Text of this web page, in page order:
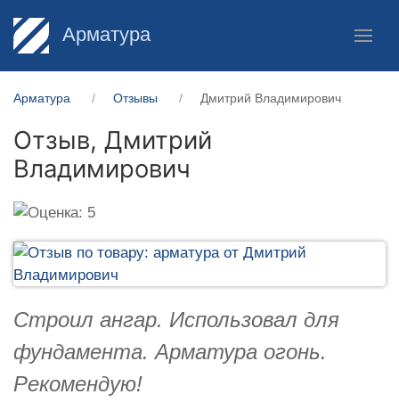
Арматура
Арматура Отзывы Дмитрий Владимирович
Отзыв, Дмитрий
Владимирович
Строил ангар. Использовал для
фундамента. Арматура огонь.
Рекомендую!